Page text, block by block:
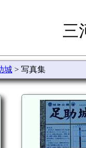
三
城 > 写真集